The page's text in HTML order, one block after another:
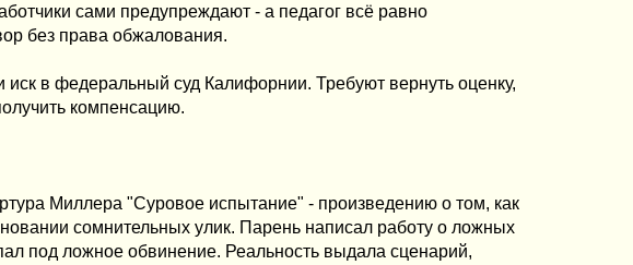
сами предупреждают - а педагог всё равно
без права обжалования.
иск в федеральный суд Калифорнии. Требуют вернуть оценку,
компенсацию.
Миллера "Суровое испытание" - произведению о том, как
сомнительных улик. Парень написал работу о ложных
под ложное обвинение. Реальность выдала сценарий,